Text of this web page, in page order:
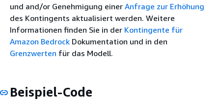
und and/or Genehmigung einer Anfrage zur Erhöhung
des Kontingents aktualisiert werden. Weitere
Informationen finden Sie in der Kontingente für
Amazon Bedrock Dokumentation und in den
Grenzwerten für das Modell.
Beispiel-Code